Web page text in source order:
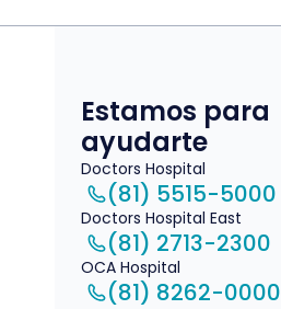
Estamos para
ayudarte
Doctors Hospital
(81) 5515-5000
Doctors Hospital East
(81) 2713-2300
OCA Hospital
(81) 8262-0000